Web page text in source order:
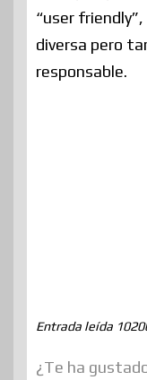
“user
diversa pero
responsable.
Entrada leída
¿Te ha